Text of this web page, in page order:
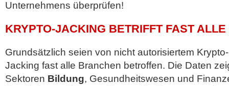
Unternehmens überprüfen!
KRYPTO-JACKING BETRIFFT FAST
Grundsätzlich seien von nicht autorisiertem
Jacking fast alle Branchen betroffen. Die Daten
Sektoren Bildung, Gesundheitswesen und